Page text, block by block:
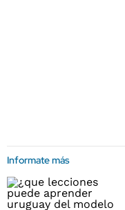
Informate más